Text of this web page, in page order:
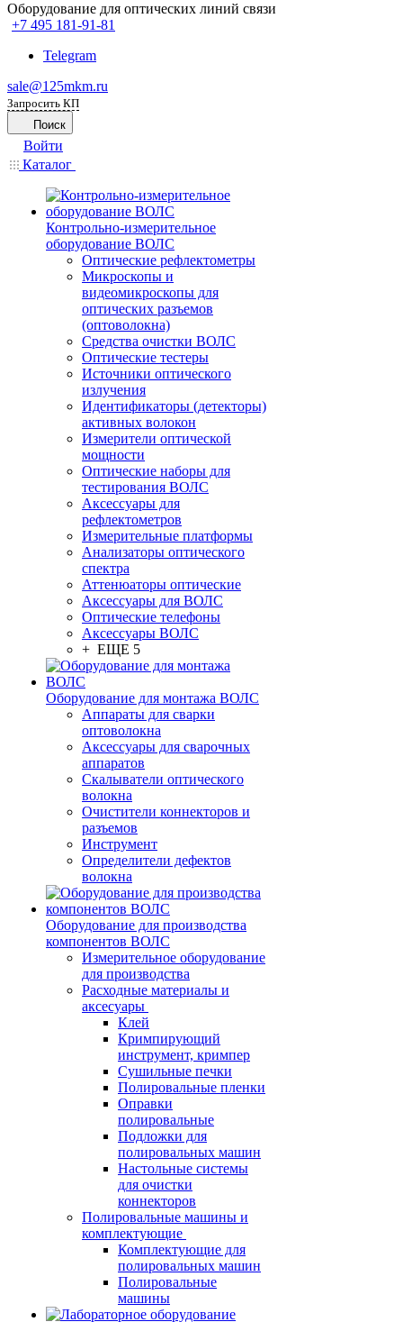
Оборудование для оптических линий связи
+7 495 181-91-81
Telegram
sale@125mkm.ru
Запросить КП
Поиск
Войти
Каталог
Контрольно-измерительное
оборудование ВОЛС
Оптические рефлектометры
Микроскопы и
видеомикроскопы для
оптических разъемов
(оптоволокна)
Средства очистки ВОЛС
Оптические тестеры
Источники оптического
излучения
Идентификаторы (детекторы)
активных волокон
Измерители оптической
мощности
Оптические наборы для
тестирования ВОЛС
Аксессуары для
рефлектометров
Измерительные платформы
Анализаторы оптического
спектра
Аттенюаторы оптические
Аксессуары для ВОЛС
Оптические телефоны
Аксессуары ВОЛС
+ ЕЩЕ 5
Оборудование для монтажа ВОЛС
Аппараты для сварки
оптоволокна
Аксессуары для сварочных
аппаратов
Скалыватели оптического
волокна
Очистители коннекторов и
разъемов
Инструмент
Определители дефектов
волокна
Оборудование для производства
компонентов ВОЛС
Измерительное оборудование
для производства
Расходные материалы и
аксесуары
Клей
Кримпирующий
инструмент, кримпер
Сушильные печки
Полировальные пленки
Оправки
полировальные
Подложки для
полировальных машин
Настольные системы
для очистки
коннекторов
Полировальные машины и
комплектующие
Комплектующие для
полировальных машин
Полировальные
машины